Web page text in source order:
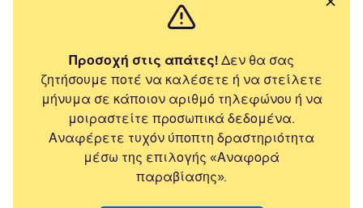
Προσοχή στις απάτες! Δεν θα σας
ζητήσουμε ποτέ να καλέσετε ή να στείλετε
μήνυμα σε κάποιον αριθμό τηλεφώνου ή να
μοιραστείτε προσωπικά δεδομένα.
Αναφέρετε τυχόν ύποπτη δραστηριότητα
μέσω της επιλογής «Αναφορά
παραβίασης».